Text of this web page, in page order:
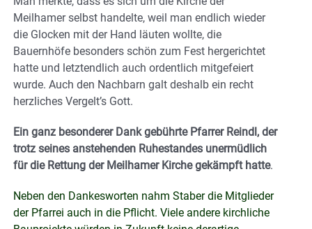
Meilhamer selbst handelte, weil man endlich wieder
die Glocken mit der Hand läuten wollte, die
Bauernhöfe besonders schön zum Fest hergerichtet
hatte und letztendlich auch ordentlich mitgefeiert
wurde. Auch den Nachbarn galt deshalb ein recht
herzliches Vergelt’s Gott.
Ein ganz besonderer Dank gebührte Pfarrer Reindl, der
trotz seines anstehenden Ruhestandes unermüdlich
für die Rettung der Meilhamer Kirche gekämpft hatte.
Neben den Dankesworten nahm Staber die Mitglieder
der Pfarrei auch in die Pflicht. Viele andere kirchliche